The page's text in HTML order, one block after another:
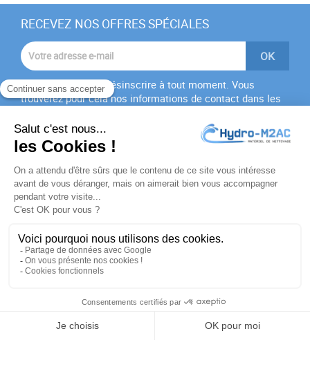
RECEVEZ NOS OFFRES SPÉCIALES
Vous pouvez vous désinscrire à tout moment. Vous
trouverez pour cela nos informations de contact dans les
J'accepte lesconditions générales
politique de
confidentialité
PRODUITS
NOTRE SOCIÉTÉ
VOTRE COMPTE